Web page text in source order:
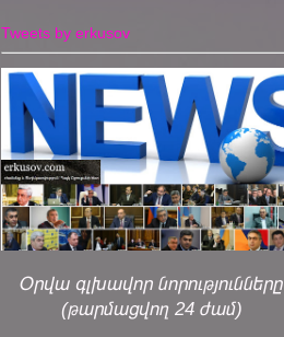
Tweets by erkusov
Օրվա գլխավոր նորությունները
(թարմացվող 24 ժամ)